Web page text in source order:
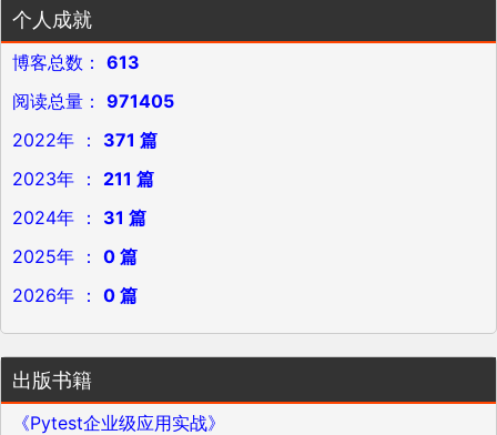
个人成就
博客总数： 613
阅读总量： 971405
2022年 ： 371 篇
2023年 ： 211 篇
2024年 ： 31 篇
2025年 ： 0 篇
2026年 ： 0 篇
出版书籍
《Pytest企业级应用实战》